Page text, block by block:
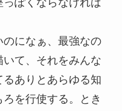
のになぁ、最強なの
て、それをみんな
ありとあらゆる知
を行使する。とき